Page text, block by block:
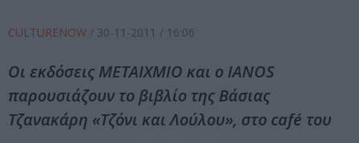
CULTURENOW / 30-11-2011 / 16:06
Οι εκδόσεις ΜΕΤΑΙΧΜΙΟ και ο IANOS
παρουσιάζουν το βιβλίο της Βάσιας
Τζανακάρη «Τζόνι και Λούλου», στο café του